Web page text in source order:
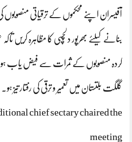
آفیسران اپنے محکموں کے ترقیاتی منصوبوں
بنانے کیلئے بھرپور دلچسپی کا مظاہرہ کریں
کردہ منصوبوں کے ثمرات سے فیض یاب
گلگت بلتستان میں تعمیر و ترقی کی رفتار تیز ہو۔
chief sectary chaired the
meeting